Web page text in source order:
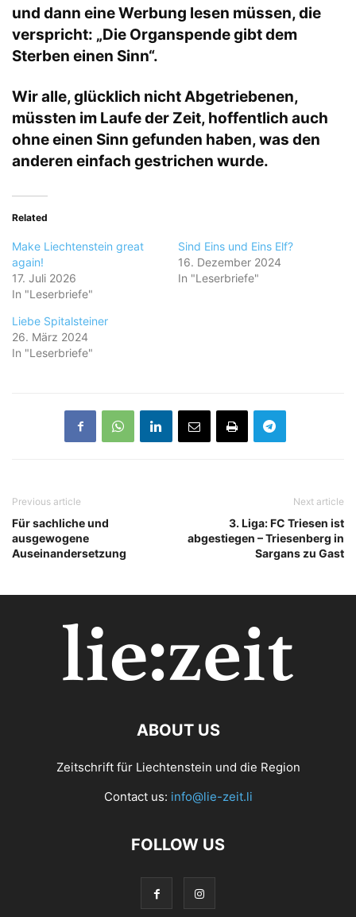
und dann eine Werbung lesen müssen, die
verspricht: „Die Organspende gibt dem
Sterben einen Sinn“.
Wir alle, glücklich nicht Abgetriebenen,
müssten im Laufe der Zeit, hoffentlich auch
ohne einen Sinn gefunden haben, was den
anderen einfach gestrichen wurde.
Related
Make Liechtenstein great
again!
17. Juli 2026
In "Leserbriefe"
Sind Eins und Eins Elf?
16. Dezember 2024
In "Leserbriefe"
Liebe Spitalsteiner
26. März 2024
In "Leserbriefe"
Previous article
Für sachliche und
ausgewogene
Auseinandersetzung
Next article
3. Liga: FC Triesen ist
abgestiegen – Triesenberg in
Sargans zu Gast
ABOUT US
Zeitschrift für Liechtenstein und die Region
Contact us: info@lie-zeit.li
FOLLOW US